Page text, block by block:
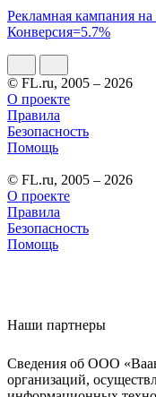
Рекламная кампания
Конверсия=5.7%
© FL.ru, 2005 – 2026
О проекте
Правила
Безопасность
Помощь
© FL.ru, 2005 – 2026
О проекте
Правила
Безопасность
Помощь
Наши партнеры
Сведения об ООО
организаций,